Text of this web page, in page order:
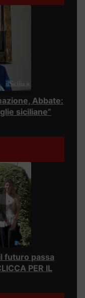
Abbate:
siciliane”
futuro passa
PER IL